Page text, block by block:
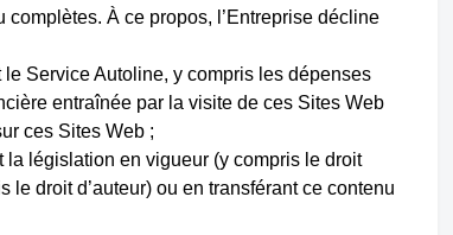
À ce propos, l’Entreprise décline
Service Autoline, y compris les dépenses
entraînée par la visite de ces Sites Web
ces Sites Web ;
la législation en vigueur (y compris le droit
droit d’auteur) ou en transférant ce contenu